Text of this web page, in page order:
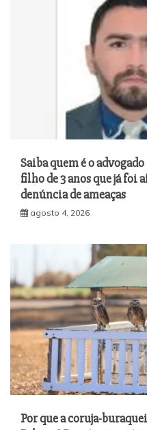
Saiba quem é o
filho de 3 anos que já foi
denúncia de ameaças
agosto 4, 2026
Por que a coruja-